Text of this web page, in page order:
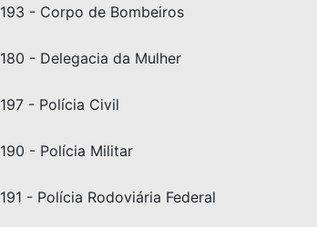
193 - Corpo de Bombeiros
180 - Delegacia da Mulher
197 - Polícia Civil
190 - Polícia Militar
191 - Polícia Rodoviária Federal